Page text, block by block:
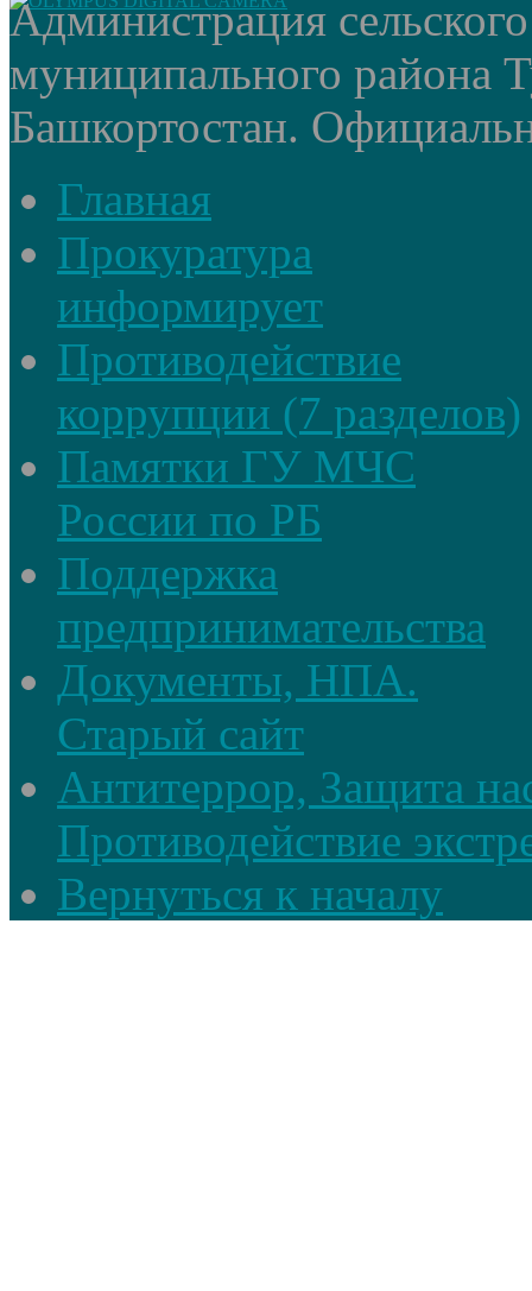
Администрация
муниципального района
Башкортостан.
Главная
Прокуратура
информирует
Противодействие
коррупции (7 разделов)
Памятки ГУ МЧС
России по РБ
Поддержка
предпринимательства
Документы, НПА.
Старый сайт
Антитеррор, Защита
Противодействие
Вернуться к началу